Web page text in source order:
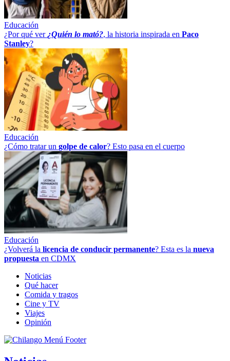
Educación
¿Por qué ver ¿Quién lo mató?, la historia inspirada en Paco
Stanley?
Educación
¿Cómo tratar un golpe de calor? Esto pasa en el cuerpo
Educación
¿Volverá la licencia de conducir permanente? Esta es la nueva
propuesta en CDMX
Noticias
Qué hacer
Comida y tragos
Cine y TV
Viajes
Opinión